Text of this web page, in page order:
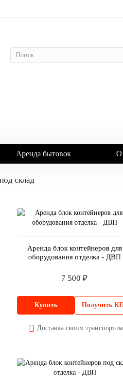
Аренда бытовок О
склад
Аренда блок контейнеров для
оборудования отделка - ДВП
7 500 ₽
Купить Получить
Доставка своим транспортом